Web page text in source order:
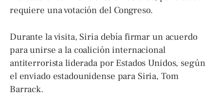
requiere una votación del Congreso.
Durante la visita, Siria debía firmar un acuerdo
para unirse a la coalición internacional
antiterrorista liderada por Estados Unidos, según
el enviado estadounidense para Siria, Tom
Barrack.